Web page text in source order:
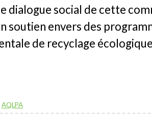
dialogue social de cette
soutien envers des
de recyclage
AQLPA